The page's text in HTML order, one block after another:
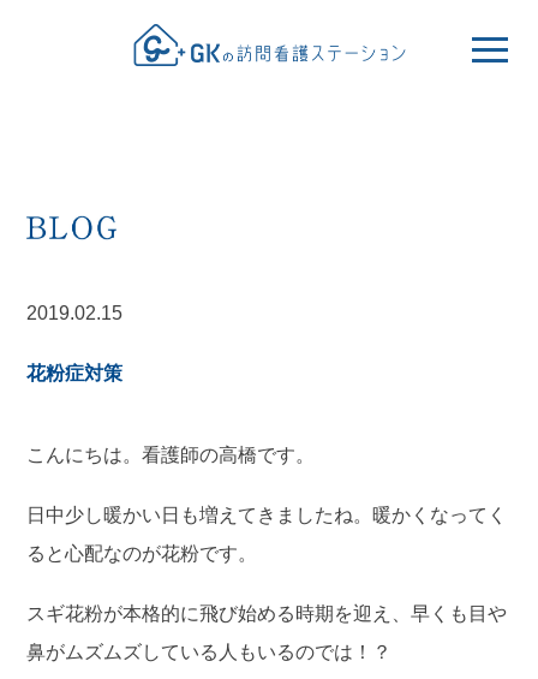
2019.02.15
花粉症対策
こんにちは。看護師の高橋です。
日中少し暖かい日も増えてきましたね。暖かくなってく
ると心配なのが花粉です。
スギ花粉が本格的に飛び始める時期を迎え、早くも目や
鼻がムズムズしている人もいるのでは！？